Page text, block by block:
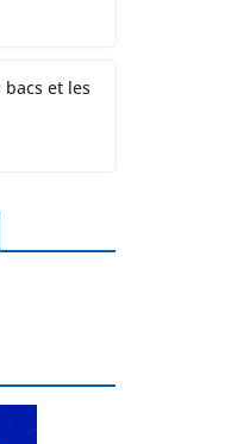
bacs et les